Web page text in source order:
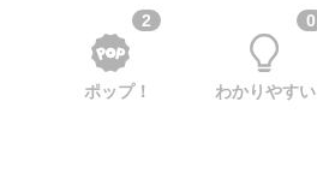
2
ポップ！
0
わかりやすい